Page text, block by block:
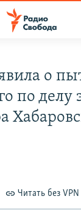
о
по делу
Читать без VPN